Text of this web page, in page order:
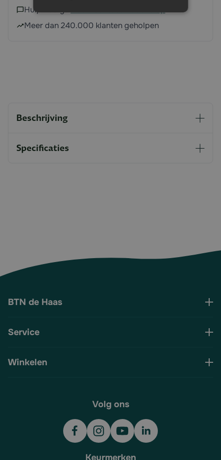
Hulp nodig?Neem contact met ons op
Meer dan 240.000 klanten geholpen
Beschrijving
Specificaties
BTN de Haas
Service
Winkelen
Volg ons
Keurmerken